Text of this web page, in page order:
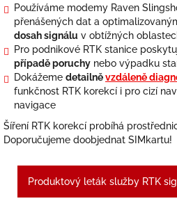
Používáme modemy Raven
přenášených dat a
dosah signálu v obtížných
Pro podnikové RTK stanice
případě poruchy nebo výpadku
Dokážeme detailněvzdáleně
funkčnost RTK korekcí i pro cizí
navigace
Šíření RTK korekcí probíhá
Doporučujeme doobjednat SIMkartu!
Produktový leták služby RTK